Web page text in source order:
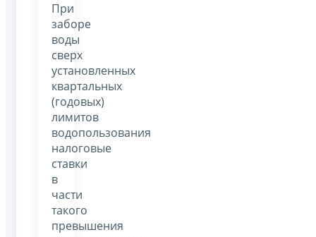
При
заборе
воды
сверх
установленных
квартальных
(годовых)
лимитов
водопользования
налоговые
ставки
в
части
такого
превышения